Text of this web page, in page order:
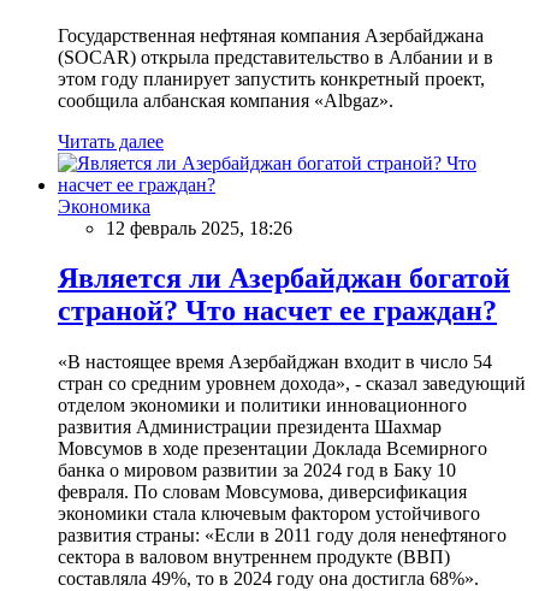
Государственная нефтяная компания Азербайджана
(SOCAR) открыла представительство в Албании и в
этом году планирует запустить конкретный проект,
сообщила албанская компания «Albgaz».
Читать далее
Экономика
12 февраль 2025, 18:26
Является ли Азербайджан богатой
страной? Что насчет ее граждан?
«В настоящее время Азербайджан входит в число 54
стран со средним уровнем дохода», - сказал заведующий
отделом экономики и политики инновационного
развития Администрации президента Шахмар
Мовсумов в ходе презентации Доклада Всемирного
банка о мировом развитии за 2024 год в Баку 10
февраля. По словам Мовсумова, диверсификация
экономики стала ключевым фактором устойчивого
развития страны: «Если в 2011 году доля ненефтяного
сектора в валовом внутреннем продукте (ВВП)
составляла 49%, то в 2024 году она достигла 68%».